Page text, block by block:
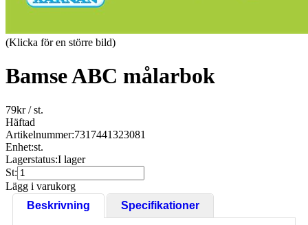
(Klicka för en större bild)
Bamse ABC målarbok
79kr/ st.
Häftad
Artikelnummer:7317441323081
Enhet:st.
Lagerstatus:I lager
St:
Lägg i varukorg
Beskrivning
Specifikationer